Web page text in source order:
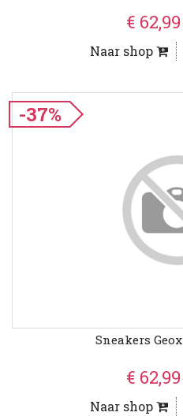
€ 62,99
Naar shop
-37%
Sneakers Geox
€ 62,99
Naar shop